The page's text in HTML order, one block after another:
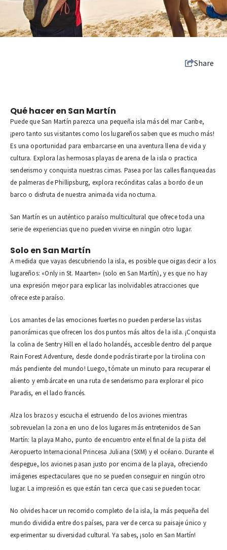
Share
Qué hacer en San Martín
Puede que San Martín parezca una pequeña isla más del mar Caribe,
¡pero tanto sus visitantes como los lugareños saben que es mucho más!
Es una oportunidad para embarcarse en una aventura llena de vida y
cultura. Explora las hermosas playas de arena de la isla o practica
senderismo y conquista nuestras cimas. Pasea por las calles flanqueadas
de palmeras de Phillipsburg, explora recónditas calas a bordo de un
barco o disfruta de nuestra animada vida nocturna.
San Martín es un auténtico paraíso multicultural que ofrece toda una
serie de experiencias que no pueden vivirse en ningún otro lugar.
Solo en San Martín
A medida que vayas descubriendo la isla, es posible que oigas decir a los
lugareños: «Only in St. Maarten» (solo en San Martín), y es que no hay
una expresión mejor para explicar las inolvidables atracciones que
ofrece este paraíso.
Los amantes de las emociones fuertes no pueden perderse las vistas
panorámicas que ofrecen los dos puntos más altos de la isla. ¡Conquista
la colina de Sentry Hill en el lado holandés, accesible dentro del parque
Rain Forest Adventure, desde donde podrás tirarte por la tirolina con
más pendiente del mundo! Luego, tómate un minuto para recuperar el
aliento y embárcate en una ruta de senderismo para explorar el pico
Paradis, en el lado francés.
Alza los brazos y escucha el estruendo de los aviones mientras
sobrevuelan la zona en uno de los lugares más entretenidos de San
Martín: la playa Maho, punto de encuentro ente el final de la pista del
Aeropuerto Internacional Princesa Juliana (SXM) y el océano. Durante el
despegue, los aviones pasan justo por encima de la playa, ofreciendo
imágenes espectaculares que no se pueden conseguir en ningún otro
lugar. La impresión es que están tan cerca que casi se pueden tocar.
No olvides hacer un recorrido completo de la isla, la más pequeña del
mundo dividida entre dos países, para ver de cerca su paisaje único y
experimentar su diversidad cultural. Ya sabes, ¡solo en San Martín!